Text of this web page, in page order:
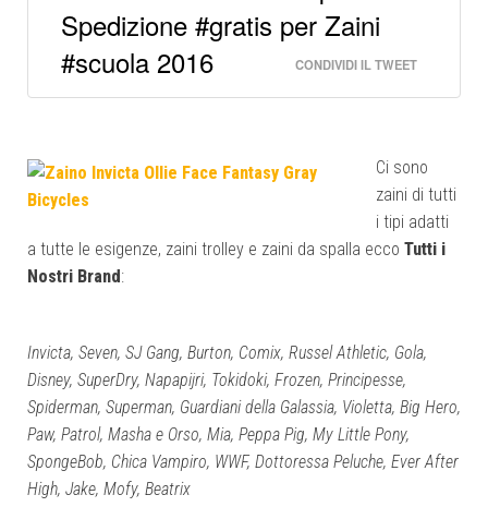
Spedizione #gratis per Zaini
#scuola 2016
CONDIVIDI IL TWEET
Ci sono
zaini di tutti
i tipi adatti
a tutte le esigenze, zaini trolley e zaini da spalla ecco Tutti i
Nostri Brand:
Invicta, Seven, SJ Gang, Burton, Comix, Russel Athletic, Gola,
Disney, SuperDry, Napapijri, Tokidoki, Frozen, Principesse,
Spiderman, Superman, Guardiani della Galassia, Violetta, Big Hero,
Paw, Patrol, Masha e Orso, Mia, Peppa Pig, My Little Pony,
SpongeBob, Chica Vampiro, WWF, Dottoressa Peluche, Ever After
High, Jake, Mofy, Beatrix